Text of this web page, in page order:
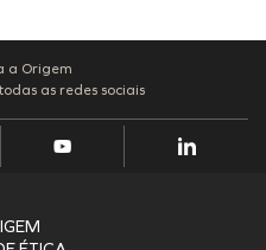
a Origem
as redes sociais